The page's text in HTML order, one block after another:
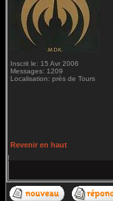
Inscrit le: 15 Avr 2006
Messages: 1209
Localisation: près de Tours
Revenir en haut